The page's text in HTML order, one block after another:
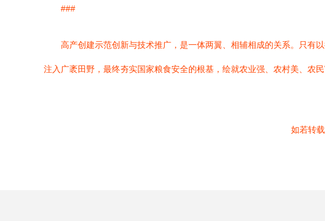
###
高产创建示范创新与技术推广，是一体两翼、相辅相成的关系。只有
注入广袤田野，最终夯实国家粮食安全的根基，绘就农业强、农村美、农民
如若转